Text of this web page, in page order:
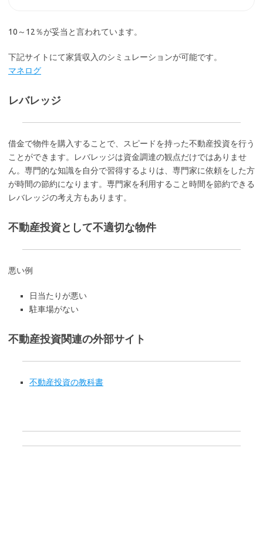
10～12％が妥当と言われています。
下記サイトにて家賃収入のシミュレーションが可能です。
マネログ
レバレッジ
借金で物件を購入することで、スピードを持った不動産投資を行う
ことができます。レバレッジは資金調達の観点だけではありませ
ん。専門的な知識を自分で習得するよりは、専門家に依頼をした方
が時間の節約になります。専門家を利用すること時間を節約できる
レバレッジの考え方もあります。
不動産投資として不適切な物件
悪い例
日当たりが悪い
駐車場がない
不動産投資関連の外部サイト
不動産投資の教科書